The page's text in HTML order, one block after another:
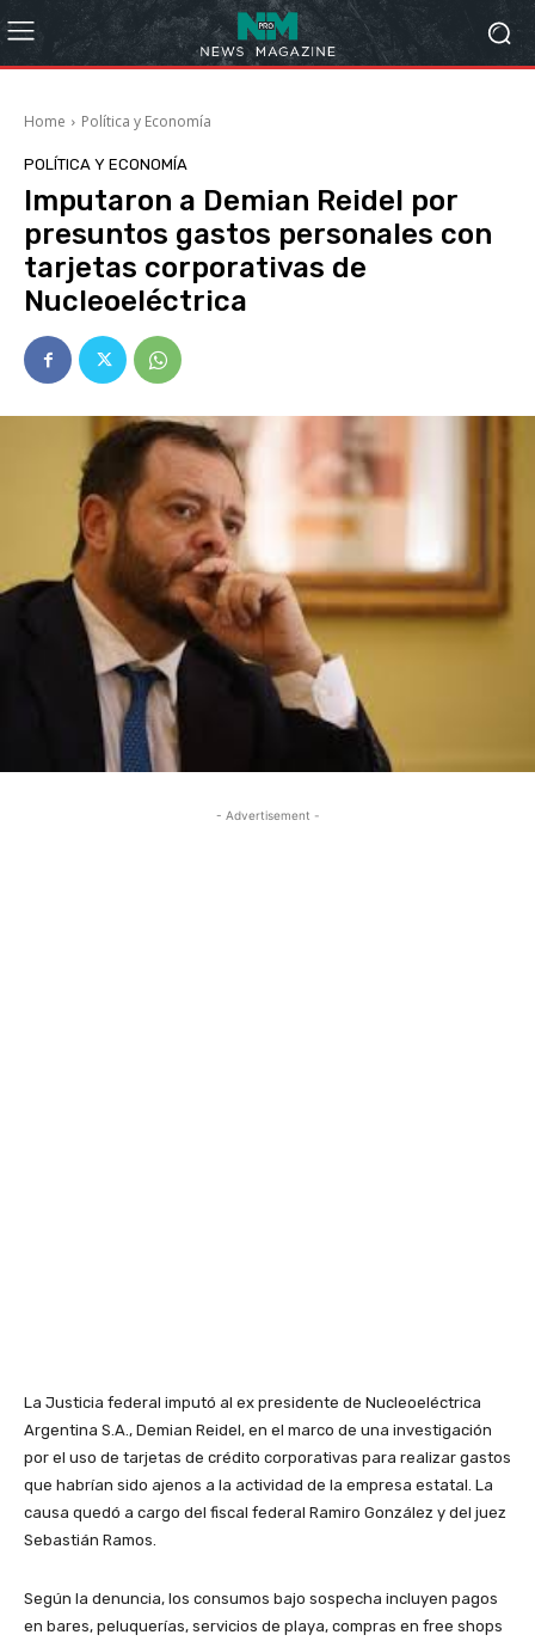
Home Política y Economía
POLÍTICA Y ECONOMÍA
Imputaron a Demian Reidel por
presuntos gastos personales con
tarjetas corporativas de
Nucleoeléctrica
- Advertisement -
La Justicia federal imputó al ex presidente de Nucleoeléctrica
Argentina S.A., Demian Reidel, en el marco de una investigación
por el uso de tarjetas de crédito corporativas para realizar gastos
que habrían sido ajenos a la actividad de la empresa estatal. La
causa quedó a cargo del fiscal federal Ramiro González y del juez
Sebastián Ramos.
Según la denuncia, los consumos bajo sospecha incluyen pagos
en bares, peluquerías, servicios de playa, compras en free shops